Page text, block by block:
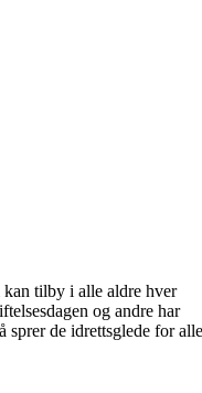
tilby i alle aldre hver
og andre har
sprer de idrettsglede for alle